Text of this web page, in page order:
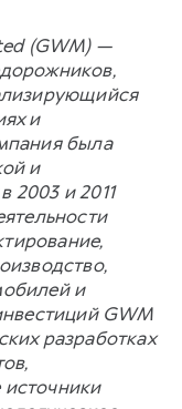
(GWM) —
и
была
и
2003 и 2011
и
GWM
разработках